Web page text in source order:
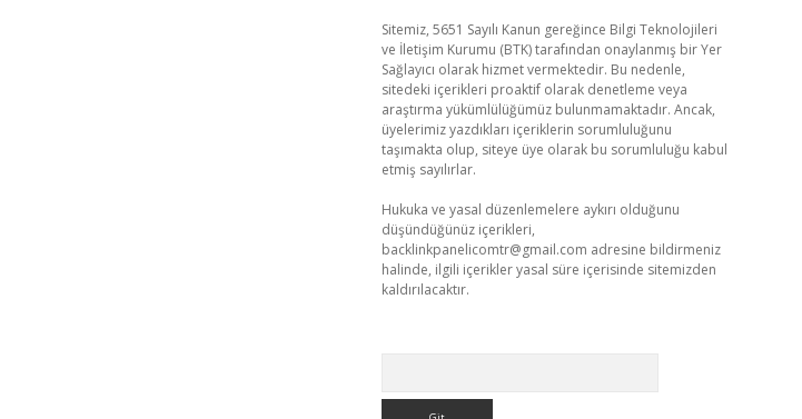
Sitemiz, 5651 Sayılı Kanun gereğince Bilgi Teknolojileri
ve İletişim Kurumu (BTK) tarafından onaylanmış bir Yer
Sağlayıcı olarak hizmet vermektedir. Bu nedenle,
sitedeki içerikleri proaktif olarak denetleme veya
araştırma yükümlülüğümüz bulunmamaktadır. Ancak,
üyelerimiz yazdıkları içeriklerin sorumluluğunu
taşımakta olup, siteye üye olarak bu sorumluluğu kabul
etmiş sayılırlar.
Hukuka ve yasal düzenlemelere aykırı olduğunu
düşündüğünüz içerikleri,
backlinkpanelicomtr@gmail.com adresine bildirmeniz
halinde, ilgili içerikler yasal süre içerisinde sitemizden
kaldırılacaktır.